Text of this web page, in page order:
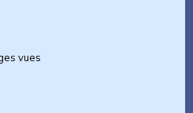
vues